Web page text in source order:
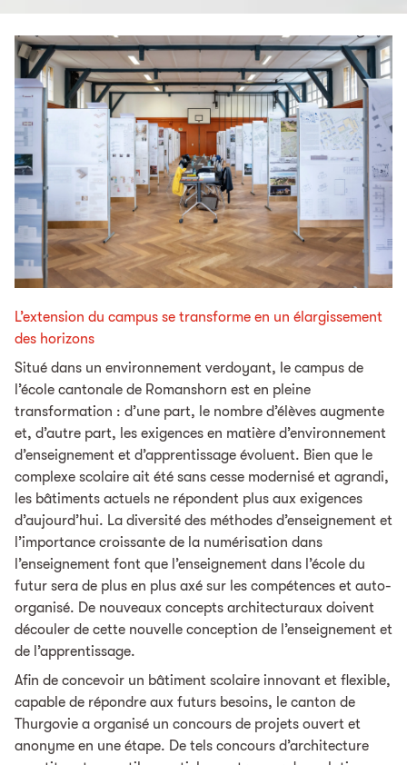
L’extension du campus se transforme en un élargissement
des horizons
Situé dans un environnement verdoyant, le campus de
l’école cantonale de Romanshorn est en pleine
transformation : d’une part, le nombre d’élèves augmente
et, d’autre part, les exigences en matière d’environnement
d’enseignement et d’apprentissage évoluent. Bien que le
complexe scolaire ait été sans cesse modernisé et agrandi,
les bâtiments actuels ne répondent plus aux exigences
d’aujourd’hui. La diversité des méthodes d’enseignement et
l’importance croissante de la numérisation dans
l’enseignement font que l’enseignement dans l’école du
futur sera de plus en plus axé sur les compétences et auto-
organisé. De nouveaux concepts architecturaux doivent
découler de cette nouvelle conception de l’enseignement et
de l’apprentissage.
Afin de concevoir un bâtiment scolaire innovant et flexible,
capable de répondre aux futurs besoins, le canton de
Thurgovie a organisé un concours de projets ouvert et
anonyme en une étape. De tels concours d’architecture